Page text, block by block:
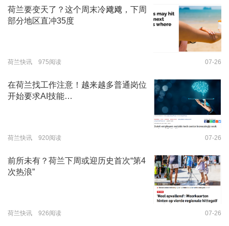
荷兰要变天了？这个周末冷飕飕，下周
部分地区直冲35度
荷兰快讯 975阅读 07-26
在荷兰找工作注意！越来越多普通岗位
开始要求AI技能…
荷兰快讯 920阅读 07-26
前所未有？荷兰下周或迎历史首次“第4
次热浪”
荷兰快讯 926阅读 07-26